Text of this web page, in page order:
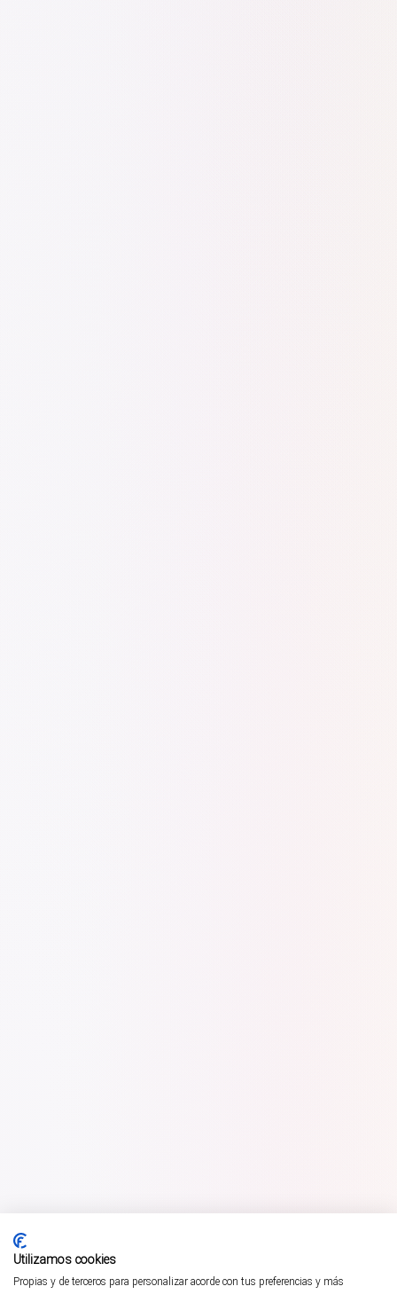
Utilizamos cookies
Propias y de terceros para personalizar acorde con tus preferencias y más